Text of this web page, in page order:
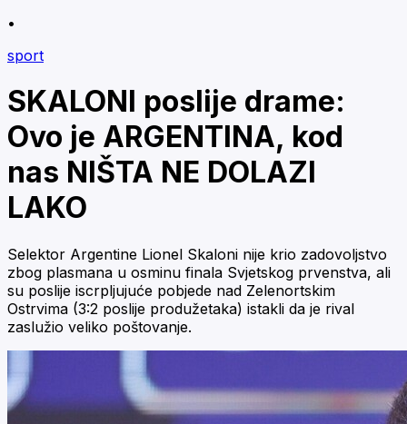
•
sport
SKALONI poslije drame:
Ovo je ARGENTINA, kod
nas NIŠTA NE DOLAZI
LAKO
Selektor Argentine Lionel Skaloni nije krio zadovoljstvo
zbog plasmana u osminu finala Svjetskog prvenstva, ali
su poslije iscrpljujuće pobjede nad Zelenortskim
Ostrvima (3:2 poslije produžetaka) istakli da je rival
zaslužio veliko poštovanje.